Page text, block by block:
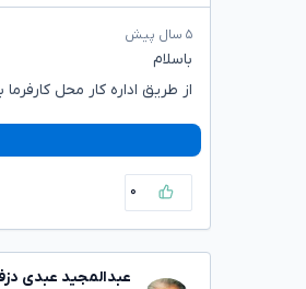
۵ سال پیش
باسلام
از طریق اداره کار محل
۰
عبدالمجید عبدی